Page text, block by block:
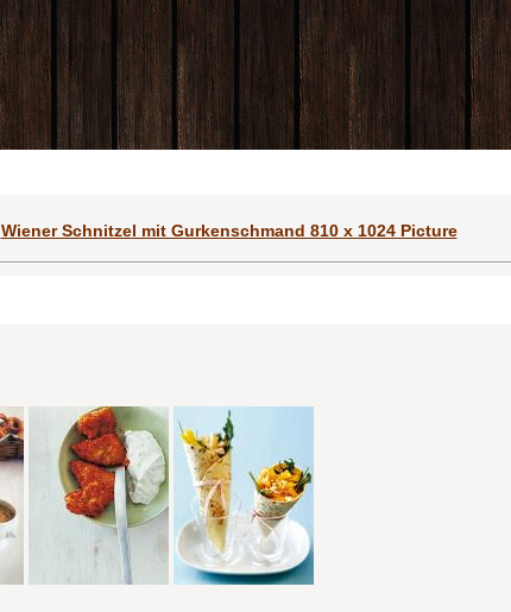
Wiener Schnitzel mit Gurkenschmand 810 x 1024 Picture